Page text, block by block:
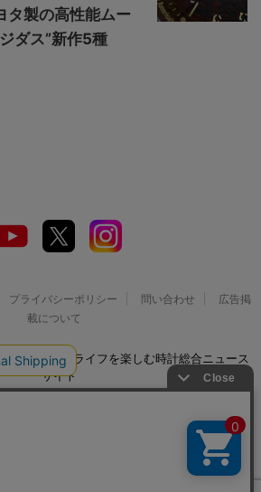
タ製の高性能ムー
ダス”新作5種
プライバシーポリシー 問い合わせ
広告掲
載について
｜ウオッチライフを楽しむ時計総合ニュース
サイト